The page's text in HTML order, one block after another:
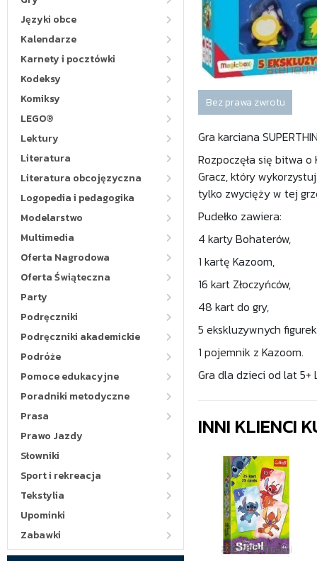
Języki obce
Kalendarze
Karnety i pocztówki
Kodeksy
Komiksy
LEGO®
Lektury
Literatura
Literatura obcojęzyczna
Logopedia i pedagogika
Modelarstwo
Multimedia
Oferta Nagrodowa
Oferta Świąteczna
Party
Podręczniki
Podręczniki akademickie
Podróże
Pomoce edukacyjne
Poradniki metodyczne
Prasa
Prawo Jazdy
Słowniki
Sport i rekreacja
Tekstylia
Upominki
Zabawki
Bez prawa zwrotu
Gra karciana
Rozpoczęła się bitwa o
Gracz, który
tylko zwycięży w tej
Pudełko zawiera:
4 karty Bohaterów,
1 kartę Kazoom,
16 kart Złoczyńców,
48 kart do gry,
5 ekskluzywnych
1 pojemnik z Kazoom.
Gra dla dzieci od lat 5+
INNI KLIENCI